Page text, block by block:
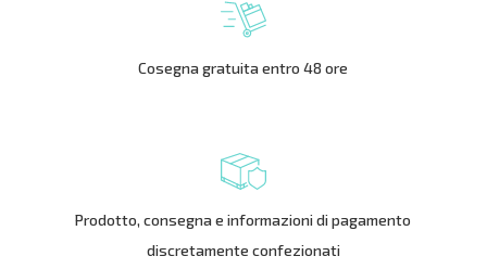
Cosegna gratuita entro 48 ore
Prodotto, consegna e informazioni di pagamento
discretamente confezionati